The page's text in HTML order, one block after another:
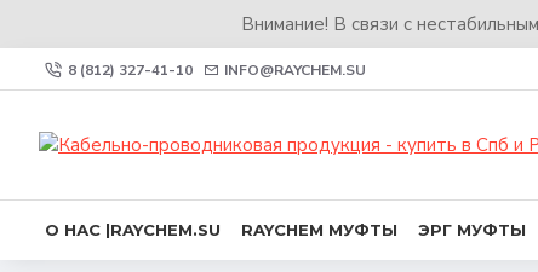
Внимание! В связи с
8 (812) 327-41-10 INFO@RAYCHEM.SU
О НАС |RAYCHEM.SU RAYCHEM МУФТЫ ЭРГ МУФТЫ